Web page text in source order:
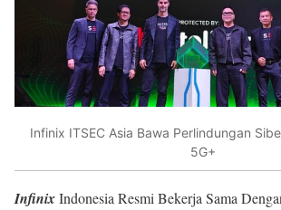
Infinix ITSEC Asia Bawa Perlindungan
5G+
InfinixIndonesia Resmi Bekerja Sama